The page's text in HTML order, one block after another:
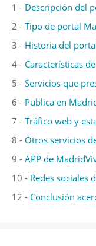
1 - Descripción del
2 - Tipo de portal
3 - Historia del
4 - Características
5 - Servicios que
6 - Publica en
7 - Tráfico web y
8 - Otros servicios
9 - APP de
10 - Redes sociales
12 - Conclusión